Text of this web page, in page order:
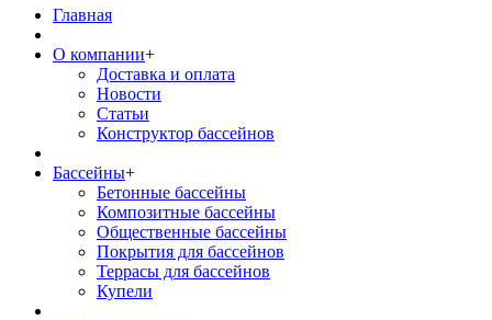
Главная
О компании+
Доставка и оплата
Новости
Статьи
Конструктор бассейнов
Бассейны+
Бетонные бассейны
Композитные бассейны
Общественные бассейны
Покрытия для бассейнов
Террасы для бассейнов
Купели